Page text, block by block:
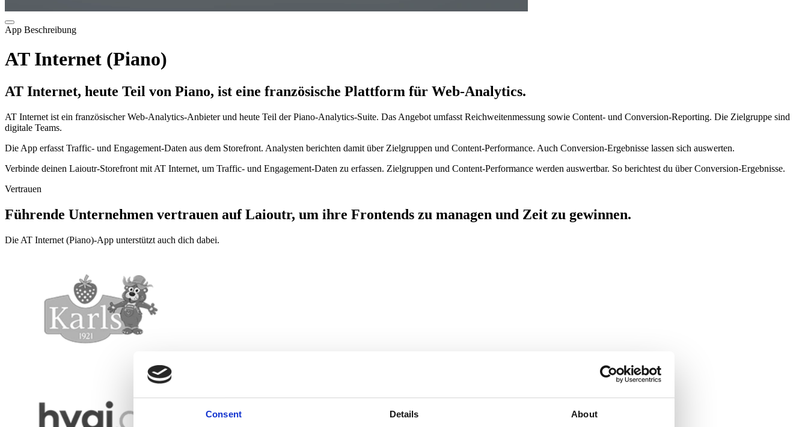
Consent Details About
App Beschreibung
AT Internet (Piano)
AT Internet, heute Teil von Piano, ist eine französische Plattform für Web-Analytics.
AT Internet ist ein französischer Web-Analytics-Anbieter und heute Teil der Piano-Analytics-Suite. Das Angebot umfasst Reichweitenmessung sowie Content- und Conversion-Reporting. Die Zielgruppe sind
digitale Teams.
Die App erfasst Traffic- und Engagement-Daten aus dem Storefront. Analysten berichten damit über Zielgruppen und Content-Performance. Auch Conversion-Ergebnisse lassen sich auswerten.
Verbinde deinen Laioutr-Storefront mit AT Internet, um Traffic- und Engagement-Daten zu erfassen. Zielgruppen und Content-Performance werden auswertbar. So berichtest du über Conversion-Ergebnisse.
Vertrauen
Führende Unternehmen vertrauen auf Laioutr, um ihre Frontends zu managen und Zeit zu gewinnen.
Die AT Internet (Piano)-App unterstützt auch dich dabei.